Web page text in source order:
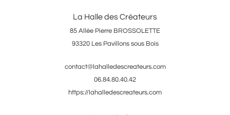
La Halle des Créateurs
85 Allée Pierre BROSSOLETTE
93320 Les Pavillons sous Bois
contact@lahalledescreateurs.com
06.84.80.40.42
https://lahalledescreateurs.com